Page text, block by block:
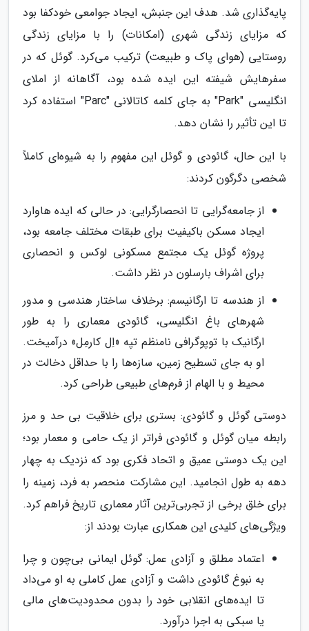
پایه‌گذاری شد. هدف این جنبش، ایجاد جوامعی خودکفا بود
که مزایای زندگی شهری (امکانات) را با مزایای زندگی
روستایی (هوای پاک و طبیعت) ترکیب می‌کرد. گوئل که در
سفرهایش شیفته این ایده شده بود، آگاهانه از املای
انگلیسی "Park" به جای کلمه کاتالانی "Parc" استفاده کرد
تا این تأثیر را نشان دهد.
با این حال، گائودی و گوئل این مفهوم را به شیوه‌ای کاملاً
شخصی دگرگون کردند:
از جامعه‌گرایی تا انحصارگرایی: در حالی که ایده هاوارد
ایجاد مسکن باکیفیت برای طبقات مختلف جامعه بود،
پروژه گوئل یک مجتمع مسکونی لوکس و انحصاری
برای اشراف بارسلون در نظر داشت.
از هندسه تا ارگانیسم: برخلاف ساختار هندسی و مدور
شهرهای باغ انگلیسی، گائودی معماری را به طور
ارگانیک با توپوگرافی نامنظم تپه «اِل کارمِل» درآمیخت.
او به جای تسطیح زمین، سازه‌ها را با حداقل دخالت در
محیط و با الهام از فرم‌های طبیعی طراحی کرد.
دوستی گوئل و گائودی: بستری برای خلاقیت بی حد و مرز
رابطه میان گوئل و گائودی فراتر از یک حامی و معمار بود؛
این یک دوستی عمیق و اتحاد فکری بود که نزدیک به چهار
دهه به طول انجامید. این مشارکت منحصر به فرد، زمینه را
برای خلق برخی از تجربی‌ترین آثار معماری تاریخ فراهم کرد.
ویژگی‌های کلیدی این همکاری عبارت بودند از:
اعتماد مطلق و آزادی عمل: گوئل ایمانی بی‌چون و چرا
به نبوغ گائودی داشت و آزادی عمل کاملی به او می‌داد
تا ایده‌های انقلابی خود را بدون محدودیت‌های مالی
یا سبکی به اجرا درآورد.